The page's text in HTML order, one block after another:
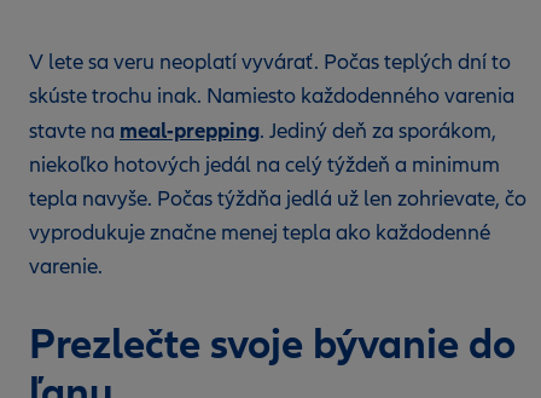
V lete sa veru neoplatí vyvárať. Počas teplých dní to
skúste trochu inak. Namiesto každodenného varenia
stavte na meal-prepping. Jediný deň za sporákom,
niekoľko hotových jedál na celý týždeň a minimum
tepla navyše. Počas týždňa jedlá už len zohrievate, čo
vyprodukuje značne menej tepla ako každodenné
varenie.
Prezlečte svoje bývanie do